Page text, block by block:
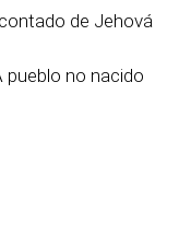
de Jehová
pueblo no nacido